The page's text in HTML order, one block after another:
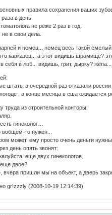
правила сохранения ваших
в день.
не реже 2 раз в год.
в свои дела.
и немец... немец весь такой
кавказец... а этот видишь шрамище?
себя в лоб... видишь, грит, дырку? жёпа...
штаты в очередной pаз отказали
: в конце месяца в сша ожидается
труда из строительной конторы:
гинеколог…
то нужен...
может, ему просто очень деньги
день опять звонят:
еще двух гинекологов.
двое?
вчера пришли мы на объект, а дверь
gr!zzzly (2008-10-19 12:14:39)